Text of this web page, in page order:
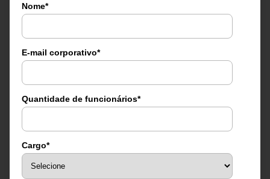
Nome*
E-mail corporativo*
Quantidade de funcionários*
Cargo*